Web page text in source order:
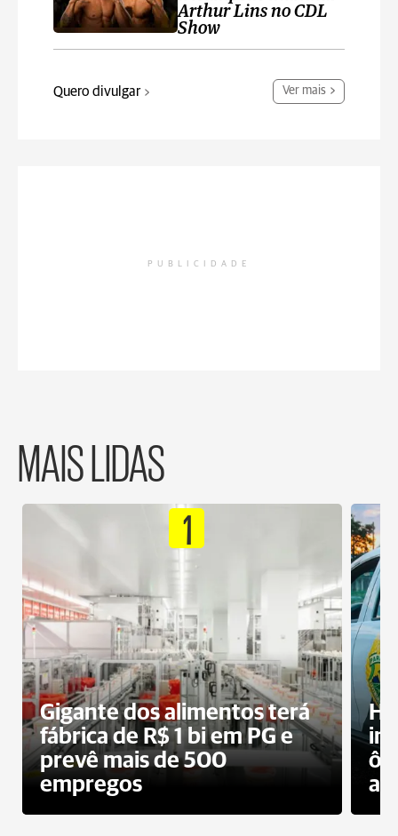
Arthur Lins no CDL
Show
Quero divulgar Ver mais
PUBLICIDADE
MAIS LIDAS
1
Gigante dos alimentos terá
fábrica de R$ 1 bi em PG e
prevê mais de 500
empregos